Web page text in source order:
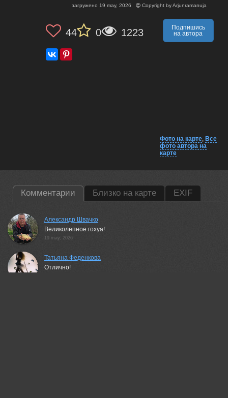
загружено 19 may, 2026 Copyright byArjunramanuja
44 0 1223
Подпишись
на автора
Фото на карте, Все
фото автора на
карте
Комментарии Близко на карте EXIF
Александр Швачко
Великолепное гохуа!
19 may, 2026
Татьяна Феденкова
Отлично!